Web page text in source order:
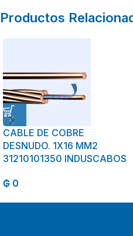
Productos
CABLE DE COBRE
DESNUDO. 1X16 MM2
31210101350 INDUSCABOS
₲ 0